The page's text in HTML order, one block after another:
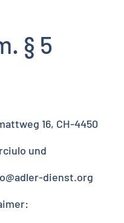
§ 5
16, CH-4450
und
dienst.org